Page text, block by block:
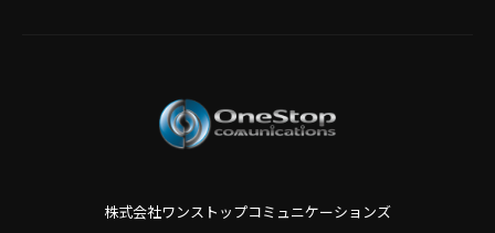
株式会社ワンストップコミュニケーションズ